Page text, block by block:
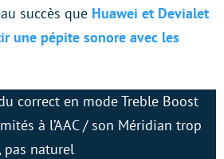
succès que Huawei et Devialet
une pépite sonore avec les
correct en mode Treble Boost
à l’AAC / son Méridian trop
pas naturel